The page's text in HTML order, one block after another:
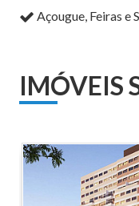
Açougue, Feiras e
IMÓVEIS